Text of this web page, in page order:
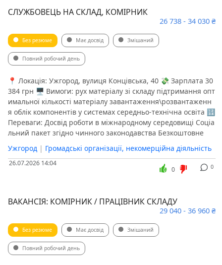
СЛУЖБОВЕЦЬ НА СКЛАД, КОМІРНИК
26 738 - 34 030 ₴
Без резюме Має досвід Змішаний
Повний робочий день
📍 Локація: Ужгород, вулиця Концівська, 40 💸 Зарплата 30
384 грн 🖥 Вимоги: рух матеріалу зі складу підтримання опт
имальної кількості матеріалу завантаження\розвантаженн
я облік компонентів у системах середньо-технічна освіта 🔢
Переваги: Досвід роботи в міжнародному середовищі Соціа
льний пакет згідно чинного законодавства Безкоштовне
Ужгород | Громадські організації, некомерційна діяльність
26.07.2026 14:04 0
0
ВАКАНСІЯ: КОМІРНИК / ПРАЦІВНИК СКЛАДУ
29 040 - 36 960 ₴
Без резюме Має досвід Змішаний
Повний робочий день